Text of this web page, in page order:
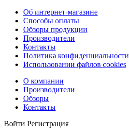
Об интернет-магазине
Способы оплаты
Обзоры продукции
Производители
Контакты
Политика конфиденциальности
Использовании файлов cookies
О компании
Производители
Обзоры
Контакты
Войти Регистрация